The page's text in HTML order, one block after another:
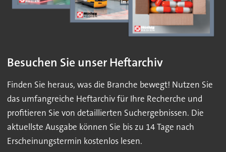
Besuchen Sie unser Heftarchiv
Finden Sie heraus, was die Branche bewegt! Nutzen Sie
das umfangreiche Heftarchiv für Ihre Recherche und
profitieren Sie von detaillierten Suchergebnissen. Die
aktuellste Ausgabe können Sie bis zu 14 Tage nach
Erscheinungstermin kostenlos lesen.